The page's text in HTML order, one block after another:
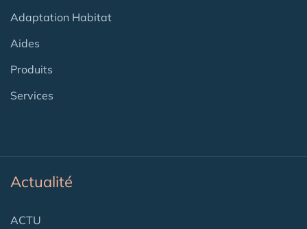
Adaptation Habitat
Aides
Produits
Services
Actualité
ACTU